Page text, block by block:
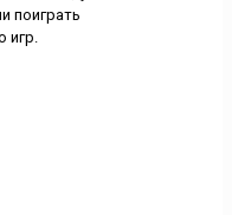
поиграть
игр.